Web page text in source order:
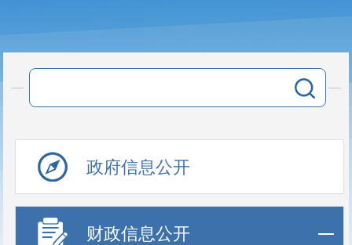
政府信息公开
财政信息公开